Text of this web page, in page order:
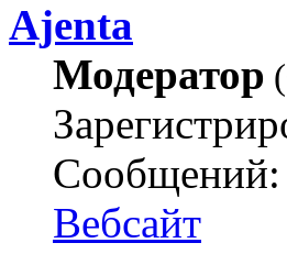
Ajenta
Модератор (
Сообщений:
Вебсайт